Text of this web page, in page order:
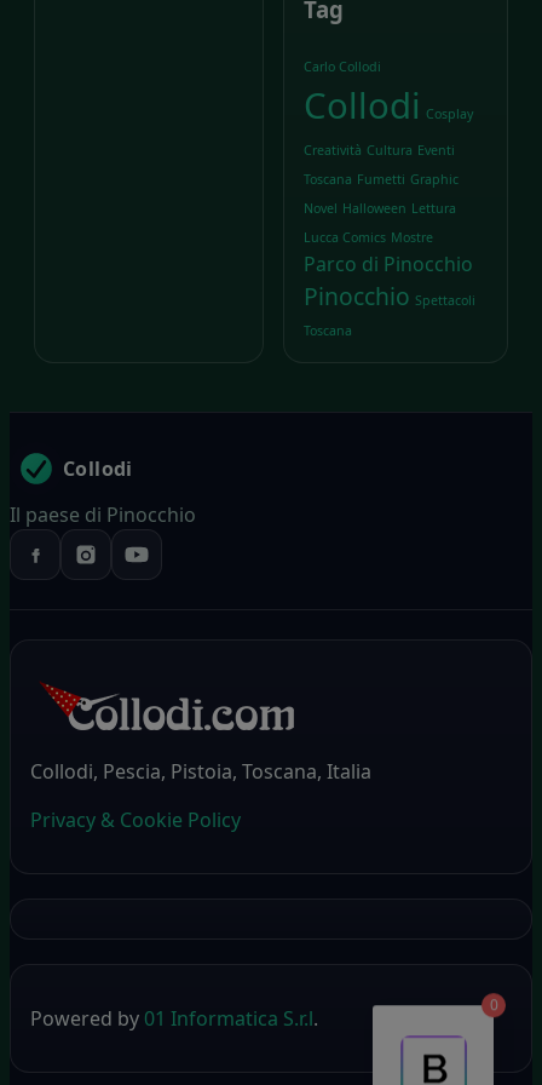
Tag
Carlo Collodi
Collodi Cosplay
Creatività Cultura Eventi
Toscana Fumetti Graphic
Novel Halloween Lettura
Lucca Comics Mostre
Parco di Pinocchio
Pinocchio Spettacoli
Toscana
Collodi
Il paese di Pinocchio
Collodi, Pescia, Pistoia, Toscana, Italia
Privacy & Cookie Policy
Powered by 01 Informatica S.r.l. 0